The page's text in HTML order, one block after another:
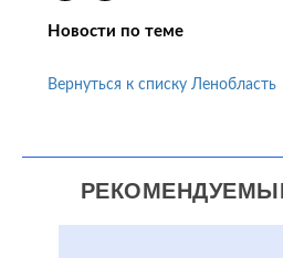
Новости по теме
Вернуться к списку Ленобласть